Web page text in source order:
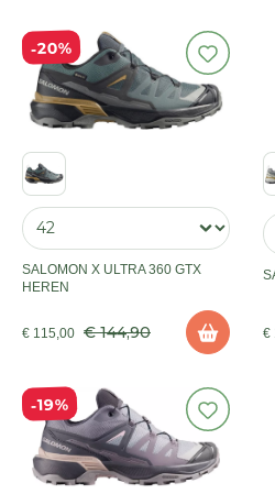
20%
SALOMON X ULTRA 360 GTX
HEREN
€ 115,00 € 144,90 €
19%